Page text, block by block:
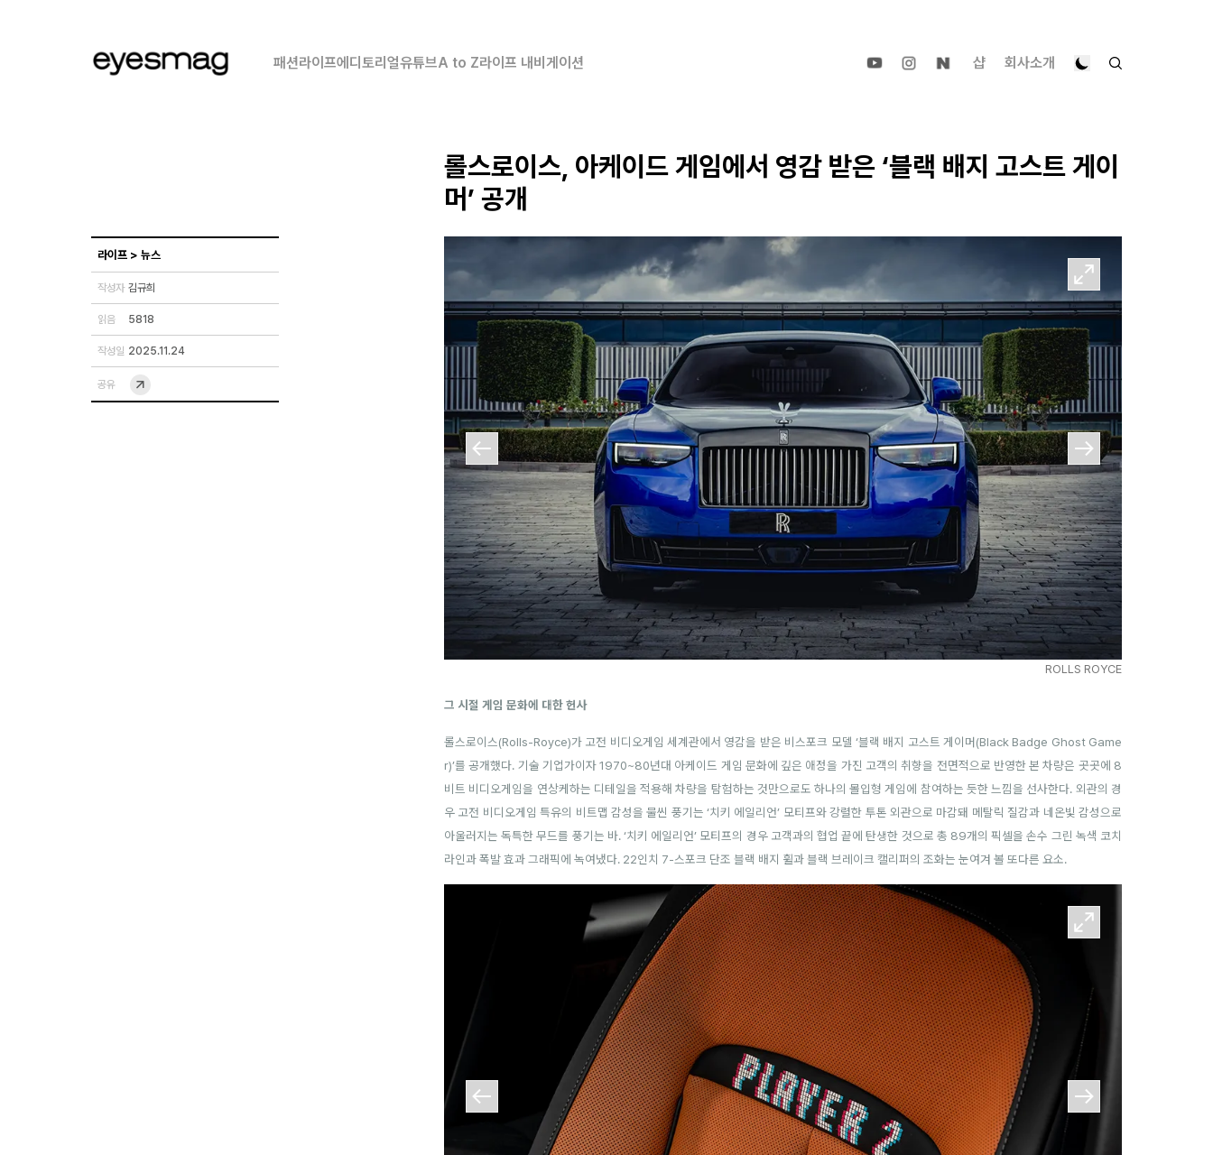
패션라이프에디토리얼유튜브A to Z라이프 내비게이션 샵 회사소개
롤스로이스, 아케이드 게임에서 영감 받은 ‘블랙 배지 고스트 게이
머’ 공개
라이프 > 뉴스
작성자 김규희
읽음 5818
작성일 2025.11.24
공유
ROLLS ROYCE
그 시절 게임 문화에 대한 헌사
롤스로이스(Rolls-Royce)가 고전 비디오게임 세계관에서 영감을 받은 비스포크 모델 ‘블랙 배지 고스트 게이머(Black Badge Ghost Game
r)’를 공개했다. 기술 기업가이자 1970~80년대 아케이드 게임 문화에 깊은 애정을 가진 고객의 취향을 전면적으로 반영한 본 차량은 곳곳에 8
비트 비디오게임을 연상케하는 디테일을 적용해 차량을 탐험하는 것만으로도 하나의 몰입형 게임에 참여하는 듯한 느낌을 선사한다. 외관의 경
우 고전 비디오게임 특유의 비트맵 감성을 물씬 풍기는 ‘치키 에일리언’ 모티프와 강렬한 투톤 외관으로 마감돼 메탈릭 질감과 네온빛 감성으로
아울러지는 독특한 무드를 풍기는 바. ‘치키 에일리언’ 모티프의 경우 고객과의 협업 끝에 탄생한 것으로 총 89개의 픽셀을 손수 그린 녹색 코치
라인과 폭발 효과 그래픽에 녹여냈다. 22인치 7-스포크 단조 블랙 배지 휠과 블랙 브레이크 캘리퍼의 조화는 눈여겨 볼 또다른 요소.